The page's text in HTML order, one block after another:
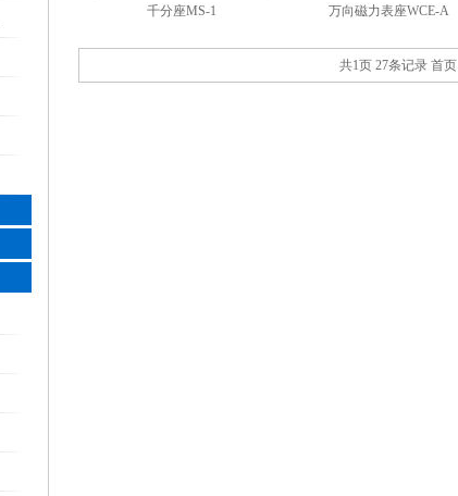
千分座MS-1 万向磁力表座WCE-A
共1页 27条记录 首页